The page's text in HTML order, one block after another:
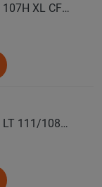
COMFORSER Автошина 245/55 R19 107H XL CF1100 RWL лето
COMFORSER Автошина 245/65 R17 LT 111/108S CF1100 8PR RWL лето